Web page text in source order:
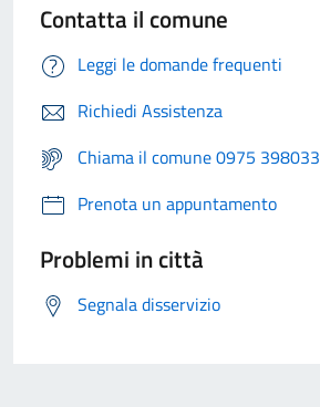
Contatta il comune
Leggi le domande frequenti
Richiedi Assistenza
Chiama il comune 0975 398033
Prenota un appuntamento
Problemi in città
Segnala disservizio